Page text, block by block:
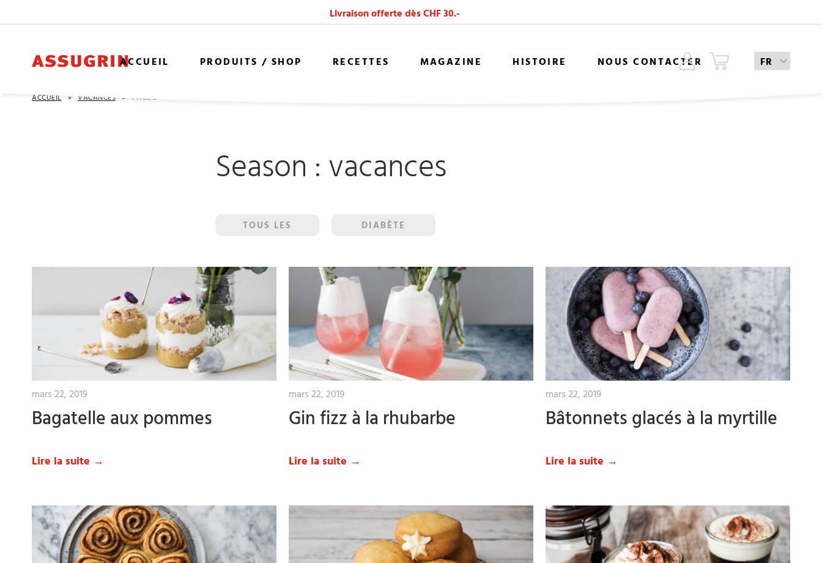
Livraison offerte dès CHF 30.-
ACCUEIL PRODUITS / SHOP RECETTES MAGAZINE HISTOIRE NOUS CONTACTER
ACCUEIL » VACANCES » PAGE 2
Season : vacances
TOUS LES DIABÈTE
mars 22, 2019
Bagatelle aux pommes
Lire la suite →
mars 22, 2019
Gin fizz à la rhubarbe
Lire la suite →
mars 22, 2019
Bâtonnets glacés à la myrtille
Lire la suite →